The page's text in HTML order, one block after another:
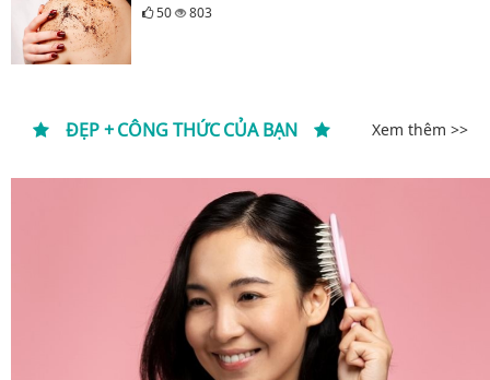
50 803
ĐẸP + CÔNG THỨC CỦA BẠN Xem thêm >>